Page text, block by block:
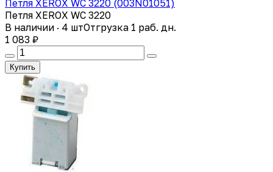
Петля XEROX WC 3220 (003N01051)
Петля XEROX WC 3220
В наличии · 4 штОтгрузка 1 раб. дн.
1 083 ₽
Купить